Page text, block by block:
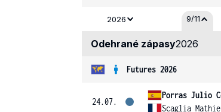
2026 9/11
Odehrané zápasy2026
Futures 2026
24.07.
Porras Julio
Scaglia